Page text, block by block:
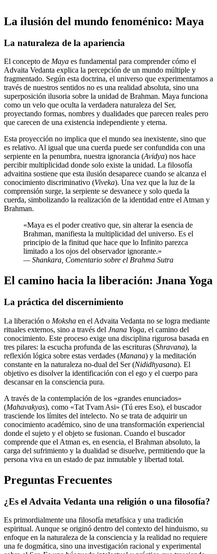
La ilusión del mundo fenoménico: Maya
La naturaleza de la apariencia
El concepto de Maya es fundamental para comprender cómo el
Advaita Vedanta explica la percepción de un mundo múltiple y
fragmentado. Según esta doctrina, el universo que experimentamos a
través de nuestros sentidos no es una realidad absoluta, sino una
superposición ilusoria sobre la unidad de Brahman. Maya funciona
como un velo que oculta la verdadera naturaleza del Ser,
proyectando formas, nombres y dualidades que parecen reales pero
que carecen de una existencia independiente y eterna.
Esta proyección no implica que el mundo sea inexistente, sino que
es relativo. Al igual que una cuerda puede ser confundida con una
serpiente en la penumbra, nuestra ignorancia (Avidya) nos hace
percibir multiplicidad donde solo existe la unidad. La filosofía
advaitina sostiene que esta ilusión desaparece cuando se alcanza el
conocimiento discriminativo (Viveka). Una vez que la luz de la
comprensión surge, la serpiente se desvanece y solo queda la
cuerda, simbolizando la realización de la identidad entre el Atman y
Brahman.
«Maya es el poder creativo que, sin alterar la esencia de
Brahman, manifiesta la multiplicidad del universo. Es el
principio de la finitud que hace que lo Infinito parezca
limitado a los ojos del observador ignorante.»
— Shankara, Comentario sobre el Brahma Sutra
El camino hacia la liberación: Jnana Yoga
La práctica del discernimiento
La liberación o Moksha en el Advaita Vedanta no se logra mediante
rituales externos, sino a través del Jnana Yoga, el camino del
conocimiento. Este proceso exige una disciplina rigurosa basada en
tres pilares: la escucha profunda de las escrituras (Shravana), la
reflexión lógica sobre estas verdades (Manana) y la meditación
constante en la naturaleza no-dual del Ser (Nididhyasana). El
objetivo es disolver la identificación con el ego y el cuerpo para
descansar en la consciencia pura.
A través de la contemplación de los «grandes enunciados»
(Mahavakyas), como «Tat Tvam Asi» (Tú eres Eso), el buscador
trasciende los límites del intelecto. No se trata de adquirir un
conocimiento académico, sino de una transformación experiencial
donde el sujeto y el objeto se fusionan. Cuando el buscador
comprende que el Atman es, en esencia, el Brahman absoluto, la
carga del sufrimiento y la dualidad se disuelve, permitiendo que la
persona viva en un estado de paz inmutable y libertad total.
Preguntas Frecuentes
¿Es el Advaita Vedanta una religión o una filosofía?
Es primordialmente una filosofía metafísica y una tradición
espiritual. Aunque se originó dentro del contexto del hinduismo, su
enfoque en la naturaleza de la consciencia y la realidad no requiere
una fe dogmática, sino una investigación racional y experimental